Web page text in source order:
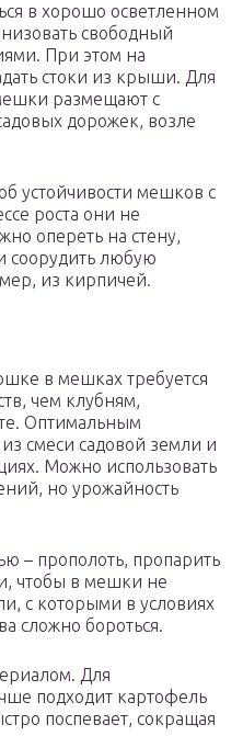
в хорошо осветленном
свободный
При этом на
стоки из крыши. Для
размещают с
дорожек, возле
устойчивости мешков с
роста они не
опереть на стену,
соорудить любую
из кирпичей.
в мешках требуется
чем клубням,
Оптимальным
смеси садовой земли и
Можно использовать
но урожайность
– прополоть, пропарить
чтобы в мешки не
с которыми в условиях
сложно бороться.
Для
подходит картофель
поспевает, сокращая